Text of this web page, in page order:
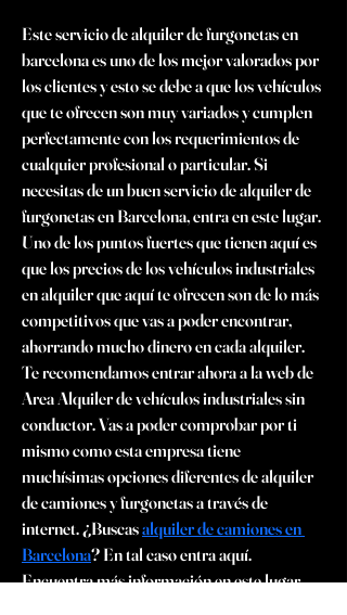
Este servicio de alquiler de furgonetas en
barcelona es uno de los mejor valorados por
los clientes y esto se debe a que los vehículos
que te ofrecen son muy variados y cumplen
perfectamente con los requerimientos de
cualquier profesional o particular. Si
necesitas de un buen servicio de alquiler de
furgonetas en Barcelona, entra en este lugar.
Uno de los puntos fuertes que tienen aquí es
que los precios de los vehículos industriales
en alquiler que aquí te ofrecen son de lo más
competitivos que vas a poder encontrar,
ahorrando mucho dinero en cada alquiler.
Te recomendamos entrar ahora a la web de
Area Alquiler de vehículos industriales sin
conductor. Vas a poder comprobar por ti
mismo como esta empresa tiene
muchísimas opciones diferentes de alquiler
de camiones y furgonetas a través de
internet. ¿Buscas alquiler de camiones en
Barcelona? En tal caso entra aquí.
Encuentra más información en este lugar